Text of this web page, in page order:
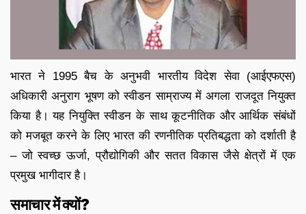
भारत ने 1995 बैच के अनुभवी भारतीय विदेश सेवा (आईएफएस)
अधिकारी अनुराग भूषण को स्वीडन साम्राज्य में अगला राजदूत नियुक्त
किया है। यह नियुक्ति स्वीडन के साथ कूटनीतिक और आर्थिक संबंधों
को मजबूत करने के लिए भारत की रणनीतिक प्रतिबद्धता को दर्शाती है
– जो स्वच्छ ऊर्जा, प्रौद्योगिकी और सतत विकास जैसे क्षेत्रों में एक
प्रमुख भागीदार है।
समाचारमेंक्यों?